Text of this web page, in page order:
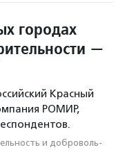
городах
—
Красный
РОМИР,
и доброволь­